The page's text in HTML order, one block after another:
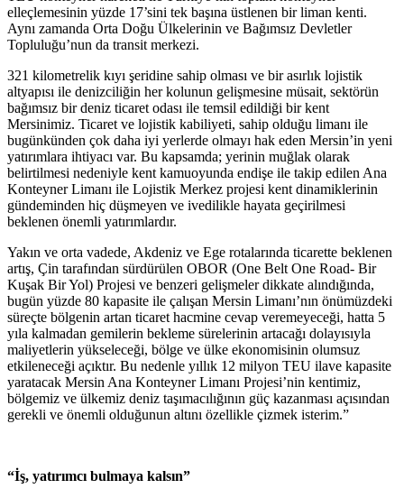
elleçlemesinin yüzde 17’sini tek başına üstlenen bir liman kenti.
Aynı zamanda Orta Doğu Ülkelerinin ve Bağımsız Devletler
Topluluğu’nun da transit merkezi.
321 kilometrelik kıyı şeridine sahip olması ve bir asırlık lojistik
altyapısı ile denizciliğin her kolunun gelişmesine müsait, sektörün
bağımsız bir deniz ticaret odası ile temsil edildiği bir kent
Mersinimiz. Ticaret ve lojistik kabiliyeti, sahip olduğu limanı ile
bugünkünden çok daha iyi yerlerde olmayı hak eden Mersin’in yeni
yatırımlara ihtiyacı var. Bu kapsamda; yerinin muğlak olarak
belirtilmesi nedeniyle kent kamuoyunda endişe ile takip edilen Ana
Konteyner Limanı ile Lojistik Merkez projesi kent dinamiklerinin
gündeminden hiç düşmeyen ve ivedilikle hayata geçirilmesi
beklenen önemli yatırımlardır.
Yakın ve orta vadede, Akdeniz ve Ege rotalarında ticarette beklenen
artış, Çin tarafından sürdürülen OBOR (One Belt One Road- Bir
Kuşak Bir Yol) Projesi ve benzeri gelişmeler dikkate alındığında,
bugün yüzde 80 kapasite ile çalışan Mersin Limanı’nın önümüzdeki
süreçte bölgenin artan ticaret hacmine cevap veremeyeceği, hatta 5
yıla kalmadan gemilerin bekleme sürelerinin artacağı dolayısıyla
maliyetlerin yükseleceği, bölge ve ülke ekonomisinin olumsuz
etkileneceği açıktır. Bu nedenle yıllık 12 milyon TEU ilave kapasite
yaratacak Mersin Ana Konteyner Limanı Projesi’nin kentimiz,
bölgemiz ve ülkemiz deniz taşımacılığının güç kazanması açısından
gerekli ve önemli olduğunun altını özellikle çizmek isterim.”
“İş, yatırımcı bulmaya kalsın”